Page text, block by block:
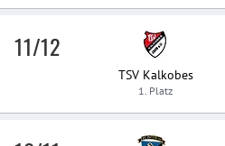
11/12
TSV Kalkobes
1. Platz